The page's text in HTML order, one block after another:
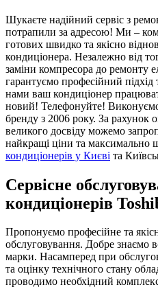
Шукаєте надійний сервіс з
потрапили за адресою! Ми –
готових швидко та якісно
кондиціонера. Незалежно від
заміни компресора до ремонту
гарантуємо професійний підхід
нами ваш кондиціонер
новий! Телефонуйте!
бренду з 2006 року. За рахунок
великого досвіду можемо
найкращі ціни та максимально
кондиціонерів у Києві та
Сервісне
кондиціонерів
Пропонуємо професійне та
обслуговування. Добре знаємо
марки. Насамперед при
та оцінку технічного стану
проводимо необхідний